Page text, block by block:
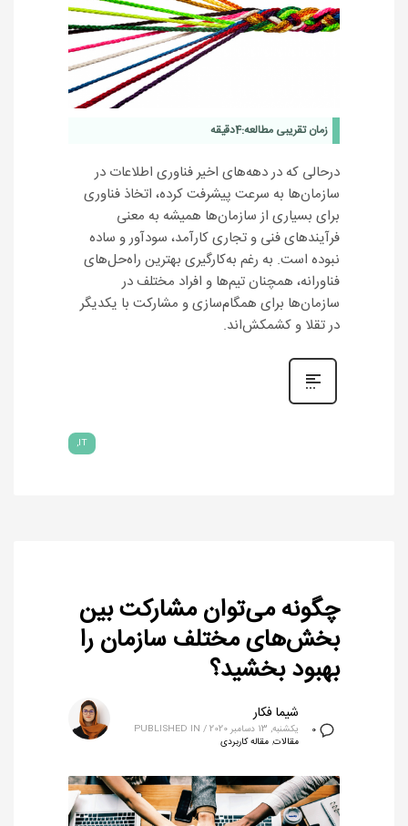
زمان تقریبی مطالعه:4دقیقه
درحالی که در دهه‌های اخیر فناوری‌ اطلاعات در
سازمان‌ها به سرعت پیشرفت کرده‌، اتخاذ فناوری
برای بسیاری از سازمان‌ها همیشه به معنی
فرآیندهای فنی و تجاری کارآمد، سودآور و ساده
نبوده است. به رغم به‌کارگیری بهترین راه‌حل‌های
فناورانه، همچنان تیم‌ها و افراد مختلف در
سازمان‌ها برای همگام‌سازی و مشارکت با یکدیگر
در تقلا و کشمکش‌اند.
IT
چگونه می‌توان مشارکت بین
بخش‌های مختلف سازمان را
بهبود بخشید؟
0
شیما فکار
یکشنبه, 13 دسامبر 2020 /
PUBLISHED IN
مقالات, مقاله کاربردی